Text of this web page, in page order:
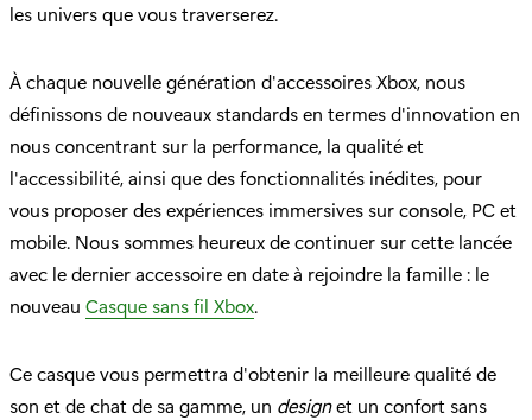
les univers que vous traverserez.
À chaque nouvelle génération d'accessoires Xbox, nous
définissons de nouveaux standards en termes d'innovation en
nous concentrant sur la performance, la qualité et
l'accessibilité, ainsi que des fonctionnalités inédites, pour
vous proposer des expériences immersives sur console, PC et
mobile. Nous sommes heureux de continuer sur cette lancée
avec le dernier accessoire en date à rejoindre la famille : le
nouveau Casque sans fil Xbox.
Ce casque vous permettra d'obtenir la meilleure qualité de
son et de chat de sa gamme, un designet un confort sans